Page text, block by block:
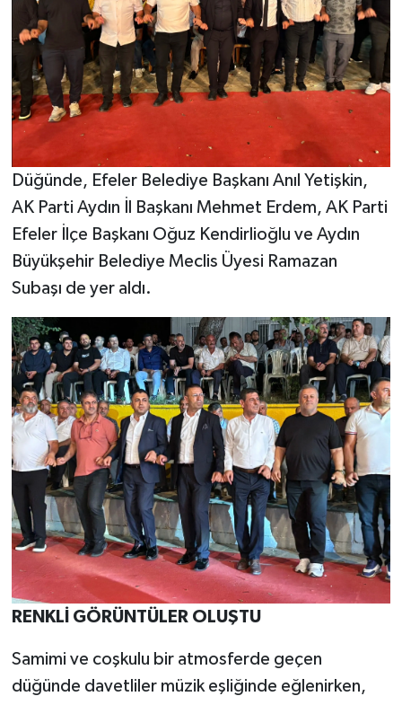
Düğünde, Efeler Belediye Başkanı Anıl Yetişkin,
AK Parti Aydın İl Başkanı Mehmet Erdem, AK Parti
Efeler İlçe Başkanı Oğuz Kendirlioğlu ve Aydın
Büyükşehir Belediye Meclis Üyesi Ramazan
Subaşı de yer aldı.
RENKLİ GÖRÜNTÜLER OLUŞTU
Samimi ve coşkulu bir atmosferde geçen
düğünde davetliler müzik eşliğinde eğlenirken,